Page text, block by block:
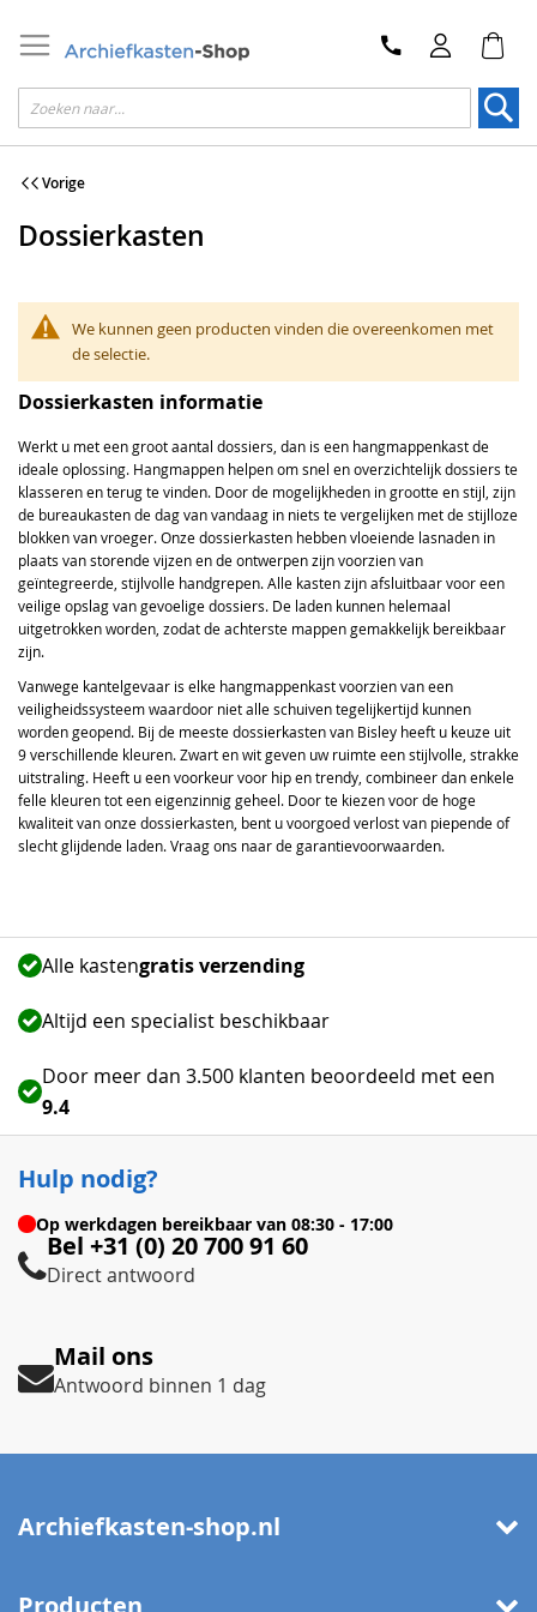
Vorige
Dossierkasten
We kunnen geen producten vinden die overeenkomen met
de selectie.
Dossierkasten informatie
Werkt u met een groot aantal dossiers, dan is een hangmappenkast de
ideale oplossing. Hangmappen helpen om snel en overzichtelijk dossiers te
klasseren en terug te vinden. Door de mogelijkheden in grootte en stijl, zijn
de bureaukasten de dag van vandaag in niets te vergelijken met de stijlloze
blokken van vroeger. Onze dossierkasten hebben vloeiende lasnaden in
plaats van storende vijzen en de ontwerpen zijn voorzien van
geïntegreerde, stijlvolle handgrepen. Alle kasten zijn afsluitbaar voor een
veilige opslag van gevoelige dossiers. De laden kunnen helemaal
uitgetrokken worden, zodat de achterste mappen gemakkelijk bereikbaar
zijn.
Vanwege kantelgevaar is elke hangmappenkast voorzien van een
veiligheidssysteem waardoor niet alle schuiven tegelijkertijd kunnen
worden geopend. Bij de meeste dossierkasten van Bisley heeft u keuze uit
9 verschillende kleuren. Zwart en wit geven uw ruimte een stijlvolle, strakke
uitstraling. Heeft u een voorkeur voor hip en trendy, combineer dan enkele
felle kleuren tot een eigenzinnig geheel. Door te kiezen voor de hoge
kwaliteit van onze dossierkasten, bent u voorgoed verlost van piepende of
slecht glijdende laden. Vraag ons naar de garantievoorwaarden.
Alle kastengratis verzending
Altijd een specialist beschikbaar
Door meer dan 3.500 klanten beoordeeld met een
9.4
Hulp nodig?
Op werkdagen bereikbaar van 08:30 - 17:00
Bel +31 (0) 20 700 91 60
Direct antwoord
Mail ons
Antwoord binnen 1 dag
Archiefkasten-shop.nl